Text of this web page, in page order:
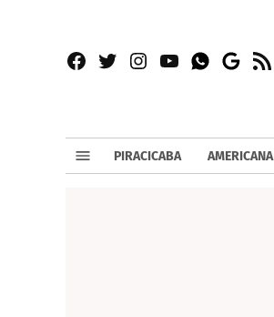
Facebook
TwitterInstagram
YouTubeWhatsapp
Google
RSS
PIRACICABA AMERICANA